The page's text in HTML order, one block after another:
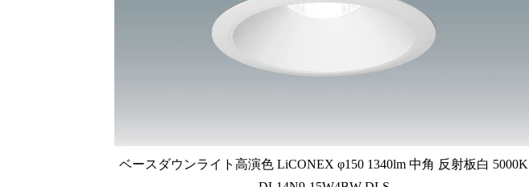
ベースダウンライト高演色 LiCONEX φ150 1340lm 中角 反射板白 5000K